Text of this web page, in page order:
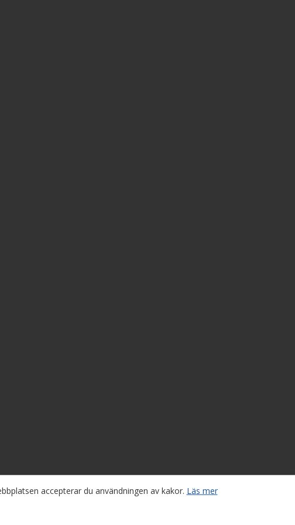
accepterar du användningen av kakor. Läs mer